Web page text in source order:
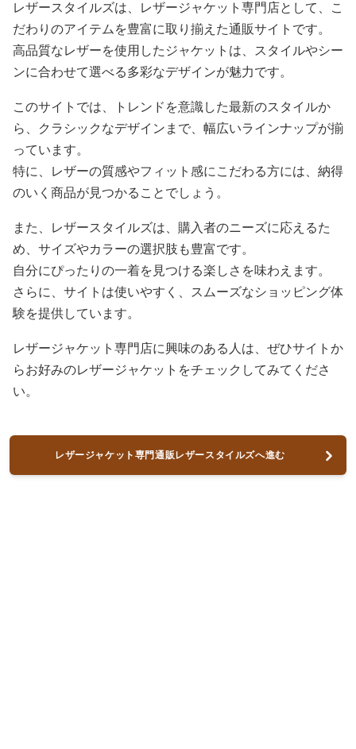
レザースタイルズは、レザージャケット専門店として、こ
だわりのアイテムを豊富に取り揃えた通販サイトです。
高品質なレザーを使用したジャケットは、スタイルやシー
ンに合わせて選べる多彩なデザインが魅力です。
このサイトでは、トレンドを意識した最新のスタイルか
ら、クラシックなデザインまで、幅広いラインナップが揃
っています。
特に、レザーの質感やフィット感にこだわる方には、納得
のいく商品が見つかることでしょう。
また、レザースタイルズは、購入者のニーズに応えるた
め、サイズやカラーの選択肢も豊富です。
自分にぴったりの一着を見つける楽しさを味わえます。
さらに、サイトは使いやすく、スムーズなショッピング体
験を提供しています。
レザージャケット専門店に興味のある人は、ぜひサイトか
らお好みのレザージャケットをチェックしてみてくださ
い。
レザージャケット専門通販レザースタイルズへ進む